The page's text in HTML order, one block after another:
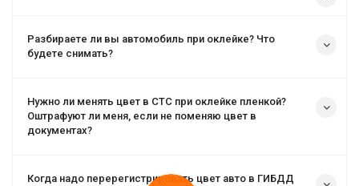
Разбираете ли вы автомобиль при оклейке? Что
будете снимать?
Нужно ли менять цвет в СТС при оклейке пленкой?
Оштрафуют ли меня, если не поменяю цвет в
документах?
Когда надо перерегистрировать цвет авто в ГИБДД